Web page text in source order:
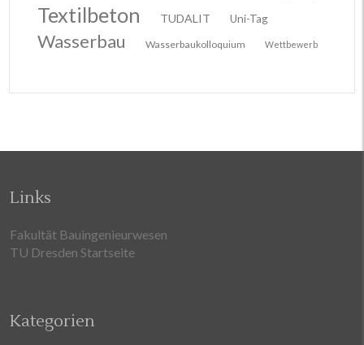
Textilbeton TUDALIT Uni-Tag
Wasserbau Wasserbaukolloquium Wettbewerb
Links
Fakultät Bauingenieurwesen
TU Dresden Startseite
Kategorien